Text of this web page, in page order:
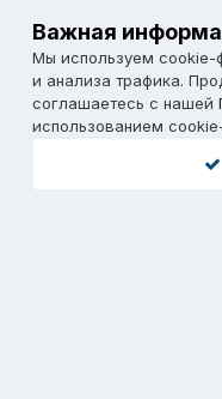
Важная
Мы используем cookie-
и анализа трафика.
соглашаетесь с нашей
использованием